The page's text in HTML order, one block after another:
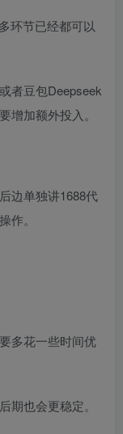
环节已经都可以
者豆包Deepseek
增加额外投入。
边单独讲1688代
作。
多花一些时间优
期也会更稳定。